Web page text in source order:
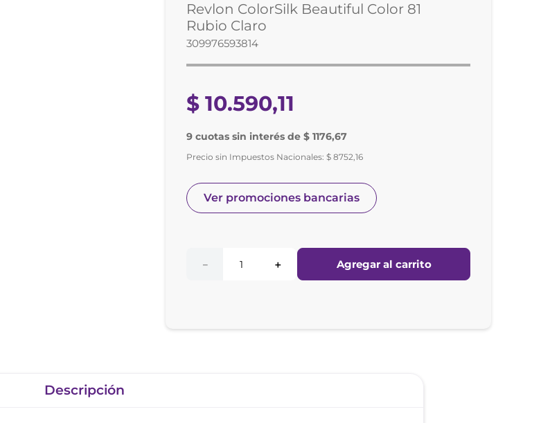
Revlon ColorSilk Beautiful Color 81
Rubio Claro
309976593814
$ 10.590,11
9 cuotas sin interés de $ 1176,67
Precio sin Impuestos Nacionales:$ 8752,16
Ver promociones bancarias
＋
－ Agregar al carrito
Descripción